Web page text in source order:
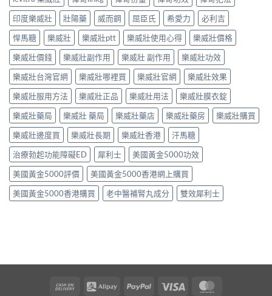
印度樂威壯
壯陽藥 威而鋼 屈臣氏 希愛力
必利吉
悍馬糖
樂威壯 樂威壯ptt 樂威壯使用心得
樂威壯價格
樂威壯價錢
樂威壯副作用 樂威壯 副作用
樂威壯功效
樂威壯台灣官網
樂威壯哪裡買 樂威壯官網
樂威壯效果
樂威壯服用方法
樂威壯正品 樂威壯用法
樂威壯膜衣錠
樂威壯藥局
樂威壯 藥局 樂威壯藥店 樂威壯藥房
樂威壯購買
樂威壯邊度買
樂威壯長期 樂威壯香港
汗馬糖
治療勃起功能障礙ED
犀利士
美國黃金5000功效
美國黃金5000評價
美國黃金5000香港網上購買
美國黃金5000香港購買
老中醫補腎丸成分 雙效犀利士
Cash
Alipay PayPal Visa